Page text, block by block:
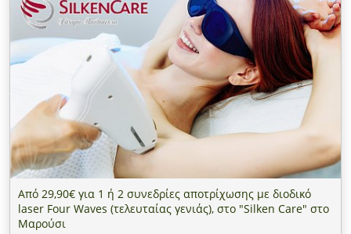
Από 29,90€ για 1 ή 2 συνεδρίες αποτρίχωσης με διοδικό
laser Four Waves (τελευταίας γενιάς), στο "Silken Care" στο
Μαρούσι